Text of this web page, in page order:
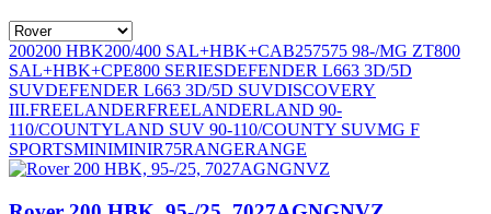
200200 HBK200/400 SAL+HBK+CAB257575 98-/MG ZT800
SAL+HBK+CPE800 SERIESDEFENDER L663 3D/5D
SUVDEFENDER L663 3D/5D SUVDISCOVERY
III.FREELANDERFREELANDERLAND 90-
110/COUNTYLAND SUV 90-110/COUNTY SUVMG F
SPORTSMINIMINIR75RANGERANGE